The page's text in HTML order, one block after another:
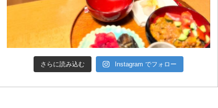
さらに読み込む Instagram でフォロー